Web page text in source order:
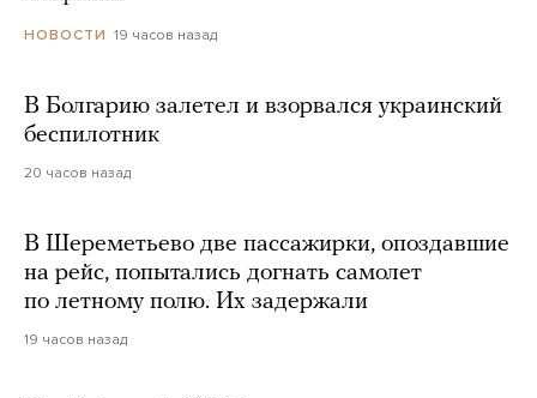
НОВОСТИ 19 часов назад
В Болгарию залетел и взорвался украинский
беспилотник
20 часов назад
В Шереметьево две пассажирки, опоздавшие
на рейс, попытались догнать самолет
по летному полю. Их задержали
19 часов назад